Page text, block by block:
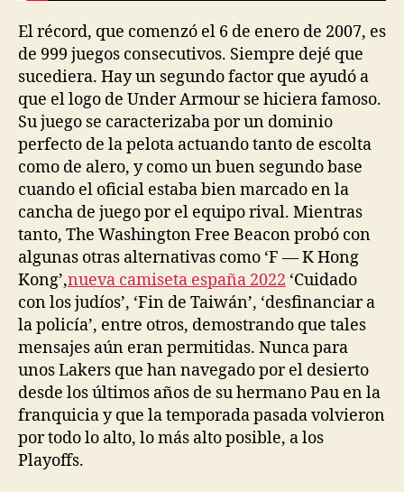
El récord, que comenzó el 6 de enero de 2007, es
de 999 juegos consecutivos. Siempre dejé que
sucediera. Hay un segundo factor que ayudó a
que el logo de Under Armour se hiciera famoso.
Su juego se caracterizaba por un dominio
perfecto de la pelota actuando tanto de escolta
como de alero, y como un buen segundo base
cuando el oficial estaba bien marcado en la
cancha de juego por el equipo rival. Mientras
tanto, The Washington Free Beacon probó con
algunas otras alternativas como ‘F — K Hong
Kong’,nueva camiseta españa 2022 ‘Cuidado
con los judíos’, ‘Fin de Taiwán’, ‘desfinanciar a
la policía’, entre otros, demostrando que tales
mensajes aún eran permitidas. Nunca para
unos Lakers que han navegado por el desierto
desde los últimos años de su hermano Pau en la
franquicia y que la temporada pasada volvieron
por todo lo alto, lo más alto posible, a los
Playoffs.